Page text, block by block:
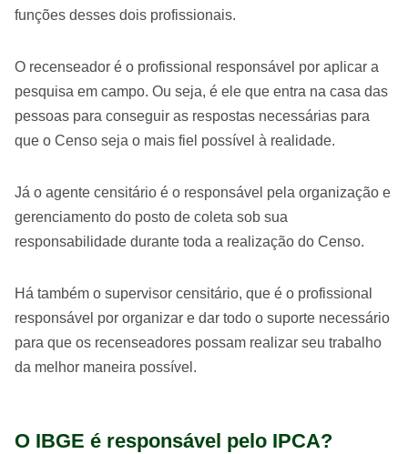
funções desses dois profissionais.
O recenseador é o profissional responsável por aplicar a
pesquisa em campo. Ou seja, é ele que entra na casa das
pessoas para conseguir as respostas necessárias para
que o Censo seja o mais fiel possível à realidade.
Já o agente censitário é o responsável pela organização e
gerenciamento do posto de coleta sob sua
responsabilidade durante toda a realização do Censo.
Há também o supervisor censitário, que é o profissional
responsável por organizar e dar todo o suporte necessário
para que os recenseadores possam realizar seu trabalho
da melhor maneira possível.
O IBGE é responsável pelo IPCA?